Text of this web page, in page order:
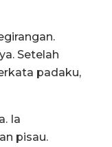
Setelah
padaku,
Ia
pisau.